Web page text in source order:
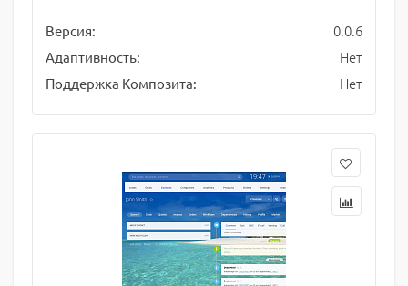
Версия: 0.0.6
Адаптивность: Нет
Поддержка Композита: Нет